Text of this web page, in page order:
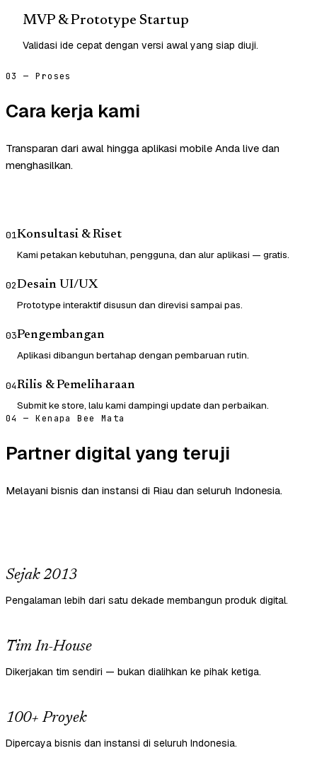
MVP & Prototype Startup
Validasi ide cepat dengan versi awal yang siap diuji.
03 — Proses
Cara kerja kami
Transparan dari awal hingga aplikasi mobile Anda live dan
menghasilkan.
01Konsultasi & Riset
Kami petakan kebutuhan, pengguna, dan alur aplikasi — gratis.
02Desain UI/UX
Prototype interaktif disusun dan direvisi sampai pas.
03Pengembangan
Aplikasi dibangun bertahap dengan pembaruan rutin.
04Rilis & Pemeliharaan
Submit ke store, lalu kami dampingi update dan perbaikan.
04 — Kenapa Bee Mata
Partner digital yang teruji
Melayani bisnis dan instansi di Riau dan seluruh Indonesia.
Sejak 2013
Pengalaman lebih dari satu dekade membangun produk digital.
Tim In-House
Dikerjakan tim sendiri — bukan dialihkan ke pihak ketiga.
100+ Proyek
Dipercaya bisnis dan instansi di seluruh Indonesia.